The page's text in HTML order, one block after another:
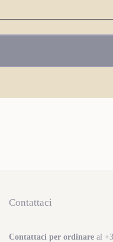
Contattaci
Contattaci per ordinareal